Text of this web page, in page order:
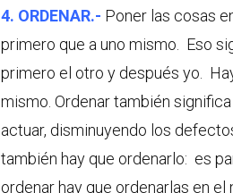
4. ORDENAR.- Poner las cosas
primero que a uno mismo. Eso
primero el otro y después yo.
mismo. Ordenar también
actuar, disminuyendo los
también hay que ordenarlo: es
ordenar hay que ordenarlas en